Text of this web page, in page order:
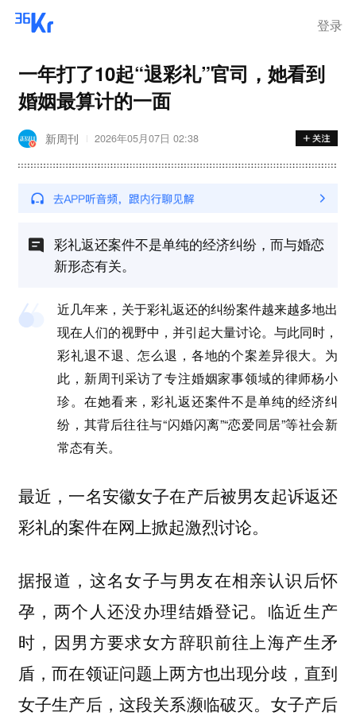
登录
一年打了10起“退彩礼”官司，她看到
婚姻最算计的一面
新周刊 2026年05月07日 02:38
彩礼返还案件不是单纯的经济纠纷，而与婚恋
新形态有关。
近几年来，关于彩礼返还的纠纷案件越来越多地出
现在人们的视野中，并引起大量讨论。与此同时，
彩礼退不退、怎么退，各地的个案差异很大。为
此，新周刊采访了专注婚姻家事领域的律师杨小
珍。在她看来，彩礼返还案件不是单纯的经济纠
纷，其背后往往与“闪婚闪离”“恋爱同居”等社会新
常态有关。
最近，一名安徽女子在产后被男友起诉返还
彩礼的案件在网上掀起激烈讨论。
据报道，这名女子与男友在相亲认识后怀
孕，两个人还没办理结婚登记。临近生产
时，因男方要求女方辞职前往上海产生矛
盾，而在领证问题上两方也出现分歧，直到
女子生产后，这段关系濒临破灭。女子产后